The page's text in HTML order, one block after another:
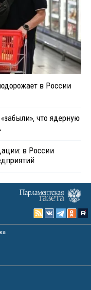
в России
что ядерную
в России